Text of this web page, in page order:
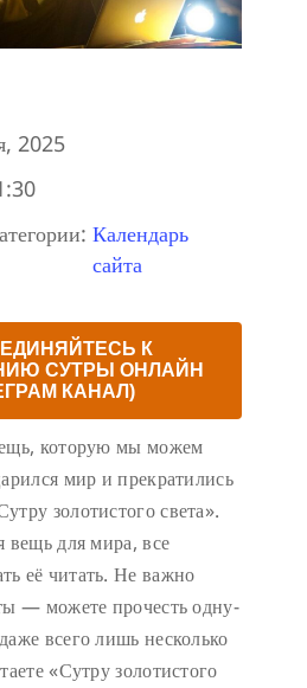
2025
Календарь
сайта
К
СУТРЫ ОНЛАЙН
КАНАЛ)
которую мы можем
мир и прекратились
золотистого света».
вещь для мира, все
её читать. Не важно
— можете прочесть одну-
всего лишь несколько
«Сутру золотистого